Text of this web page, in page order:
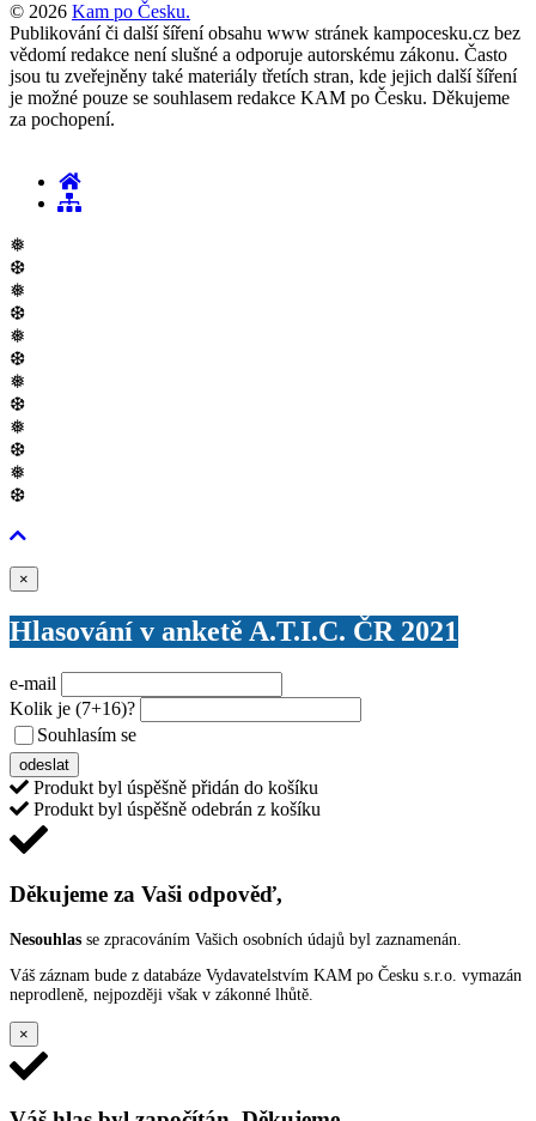
© 2026 Kam po Česku.
Publikování či další šíření obsahu www stránek kampocesku.cz bez
vědomí redakce není slušné a odporuje autorskému zákonu. Často
jsou tu zveřejněny také materiály třetích stran, kde jejich další šíření
je možné pouze se souhlasem redakce KAM po Česku. Děkujeme
za pochopení.
❅
❆
❅
❆
❅
❆
❅
❆
❅
❆
❅
❆
×
Hlasování v anketě A.T.I.C. ČR 2021
e-mail
Kolik je (7+16)?
Souhlasím se
odeslat
Produkt byl úspěšně přidán do košíku
Produkt byl úspěšně odebrán z košíku
Děkujeme za Vaši odpověď,
Nesouhlas se zpracováním Vašich osobních údajů byl zaznamenán.
Váš záznam bude z databáze Vydavatelstvím KAM po Česku s.r.o. vymazán
neprodleně, nejpozději však v zákonné lhůtě.
×